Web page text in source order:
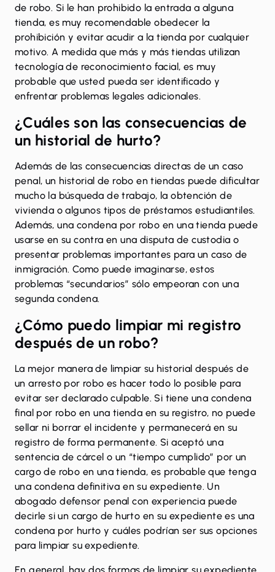
de robo. Si le han prohibido la entrada a alguna
tienda, es muy recomendable obedecer la
prohibición y evitar acudir a la tienda por cualquier
motivo. A medida que más y más tiendas utilizan
tecnología de reconocimiento facial, es muy
probable que usted pueda ser identificado y
enfrentar problemas legales adicionales.
¿Cuáles son las consecuencias de
un historial de hurto?
Además de las consecuencias directas de un caso
penal, un historial de robo en tiendas puede dificultar
mucho la búsqueda de trabajo, la obtención de
vivienda o algunos tipos de préstamos estudiantiles.
Además, una condena por robo en una tienda puede
usarse en su contra en una disputa de custodia o
presentar problemas importantes para un caso de
inmigración. Como puede imaginarse, estos
problemas “secundarios” sólo empeoran con una
segunda condena.
¿Cómo puedo limpiar mi registro
después de un robo?
La mejor manera de limpiar su historial después de
un arresto por robo es hacer todo lo posible para
evitar ser declarado culpable. Si tiene una condena
final por robo en una tienda en su registro, no puede
sellar ni borrar el incidente y permanecerá en su
registro de forma permanente. Si aceptó una
sentencia de cárcel o un “tiempo cumplido” por un
cargo de robo en una tienda, es probable que tenga
una condena definitiva en su expediente. Un
abogado defensor penal con experiencia puede
decirle si un cargo de hurto en su expediente es una
condena por hurto y cuáles podrían ser sus opciones
para limpiar su expediente.